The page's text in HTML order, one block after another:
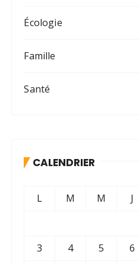
Écologie
Famille
Santé
CALENDRIER
L M M J
3
4 5 6